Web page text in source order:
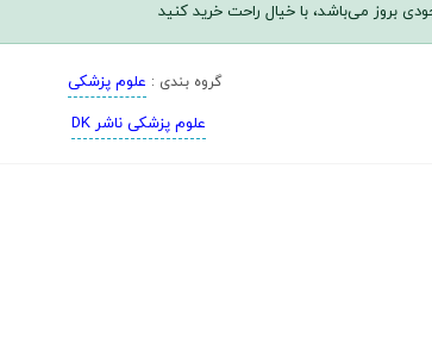
بروز می‌باشد، با خیال راحت خرید کنید
گروه بندی : علوم پزشکی
علوم پزشکی ناشر DK